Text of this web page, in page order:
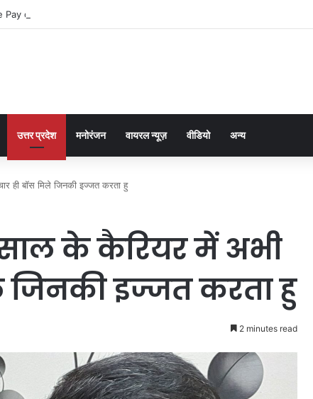
dla graczy na iPhone
उत्तर प्रदेश मनोरंजन वायरल न्यूज़ वीडियो अन्य
बॉस मिले जिनकी इज्जत करता हु
के कैरियर में अभी
जिनकी इज्जत करता हु
2 minutes read